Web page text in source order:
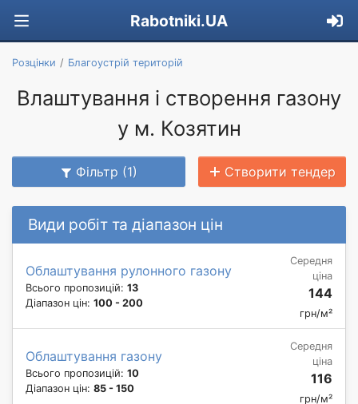
Rabotniki.UA
Розцінки Благоустрій територій
Влаштування і створення газону
у м. Козятин
Фільтр (1) Створити тендер
Види робіт та діапазон цін
Облаштування рулонного газону
Всього пропозицій: 13
Діапазон цін: 100 - 200
Середня
ціна
144
грн/м²
Облаштування газону
Всього пропозицій: 10
Діапазон цін: 85 - 150
Середня
ціна
116
грн/м²